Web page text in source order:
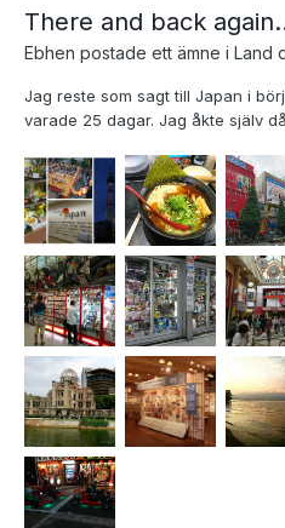
There and back
Ebhen postade ett ämne i Land
Jag reste som sagt till Japan i
varade 25 dagar. Jag åkte själv
kände inte för att vänta längre.
våt vägg av värme... Hade